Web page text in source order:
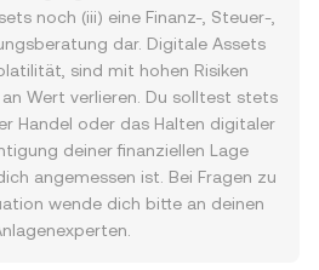
noch (iii) eine Finanz-, Steuer-,
dar. Digitale Assets
sind mit hohen Risiken
Wert verlieren. Du solltest stets
Handel oder das Halten digitaler
deiner finanziellen Lage
angemessen ist. Bei Fragen zu
wende dich bitte an deinen